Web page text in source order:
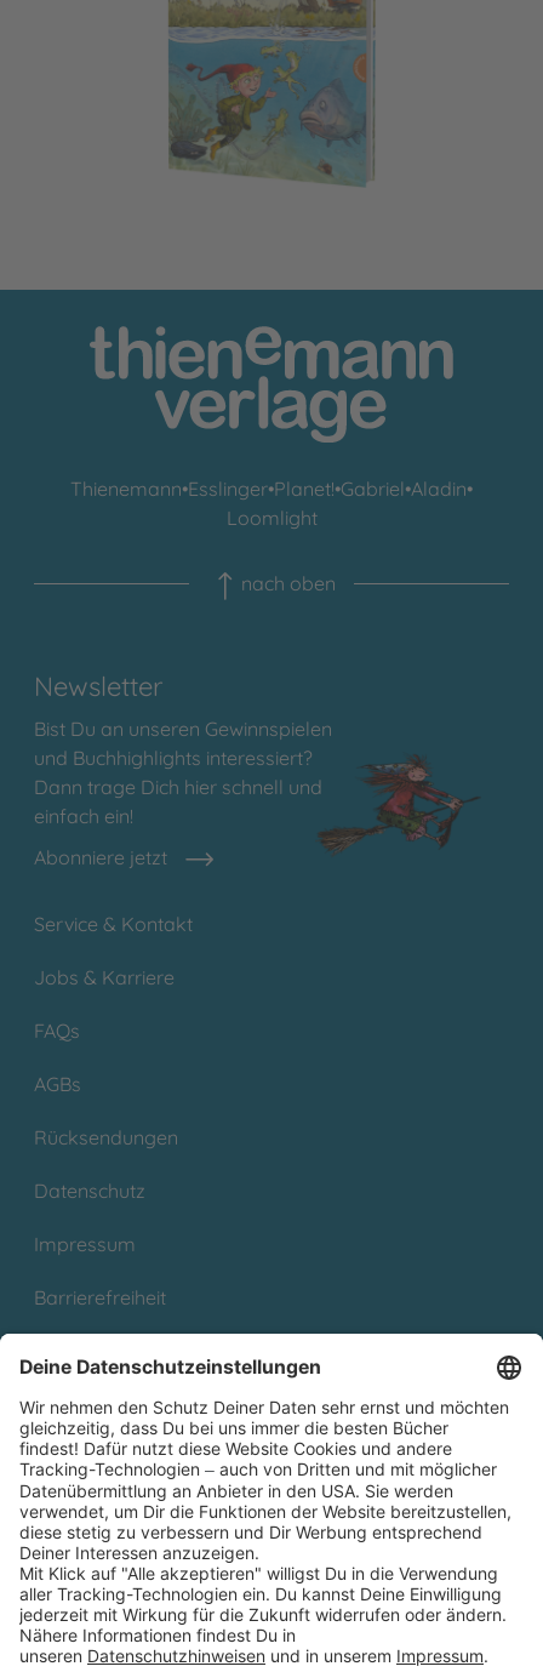
Der kleine Wassermann: Aufregung im Mühlenweiher
Thienemann•Esslinger•Planet!•Gabriel•Aladin•
Loomlight
nach oben
Newsletter
Bist Du an unseren Gewinnspielen
und Buchhighlights interessiert?
Dann trage Dich hier schnell und
einfach ein!
Abonniere jetzt
Service & Kontakt
Jobs & Karriere
FAQs
AGBs
Rücksendungen
Datenschutz
Impressum
Barrierefreiheit
Partnerprogramm (Affiliate)
Folge uns auf
* Versandkostenfrei ab 9,00 € Bestellwert innerhalb
Deutschlands